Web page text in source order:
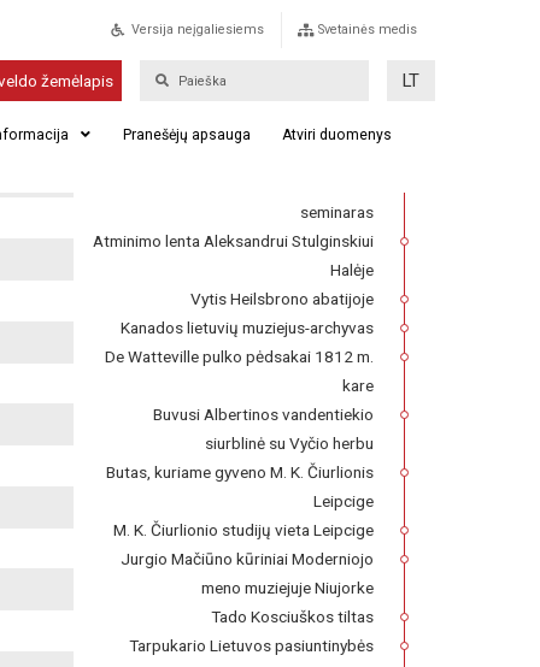
Versija neįgaliesiems Svetainės medis
žemėlapis LT
Pranešėjų apsauga Atviri duomenys
Pompidu centras ir Marco
seminaras
Atminimo lenta Aleksandrui Stulginskiui
Halėje
Vytis Heilsbrono abatijoje
Kanados lietuvių muziejus-archyvas
De Watteville pulko pėdsakai 1812 m.
kare
Buvusi Albertinos vandentiekio
siurblinė su Vyčio herbu
Butas, kuriame gyveno M. K. Čiurlionis
Leipcige
M. K. Čiurlionio studijų vieta Leipcige
Jurgio Mačiūno kūriniai Moderniojo
meno muziejuje Niujorke
Tado Kosciuškos tiltas
Tarpukario Lietuvos pasiuntinybės